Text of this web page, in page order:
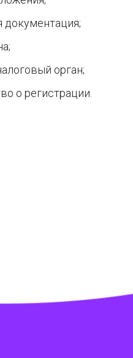
документация;
орган;
о регистрации.